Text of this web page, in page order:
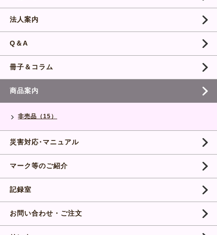
法人案内
Q＆A
冊子＆コラム
商品案内
非売品（15）
災害対応･マニュアル
マーク等のご紹介
記録室
お問い合わせ・ご注文